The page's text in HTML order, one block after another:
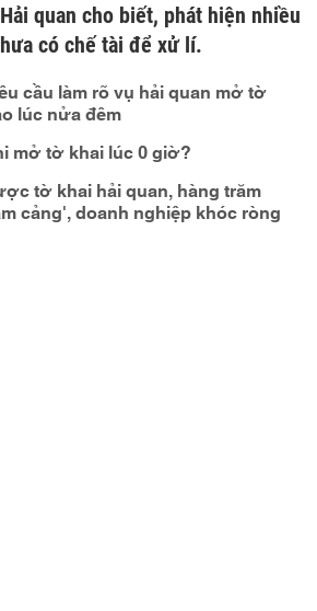
quan cho biết, phát hiện nhiều
có chế tài để xử lí.
cầu làm rõ vụ hải quan mở tờ
lúc nửa đêm
mở tờ khai lúc 0 giờ?
tờ khai hải quan, hàng trăm
cảng', doanh nghiệp khóc ròng